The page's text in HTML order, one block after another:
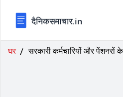
घर सरकारी कर्मचारियों और